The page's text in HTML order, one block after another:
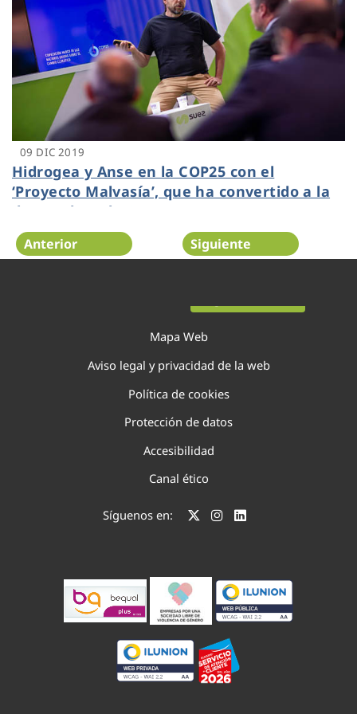
09 DIC 2019
Hidrogea y Anse en la COP25 con el
‘Proyecto Malvasía’, que ha convertido a la
depuradora de Cartagena en una
infraestructura verde
Anterior Siguiente
Mapa Web
Aviso legal y privacidad de la web
Política de cookies
Protección de datos
Accesibilidad
Canal ético
Síguenos en: